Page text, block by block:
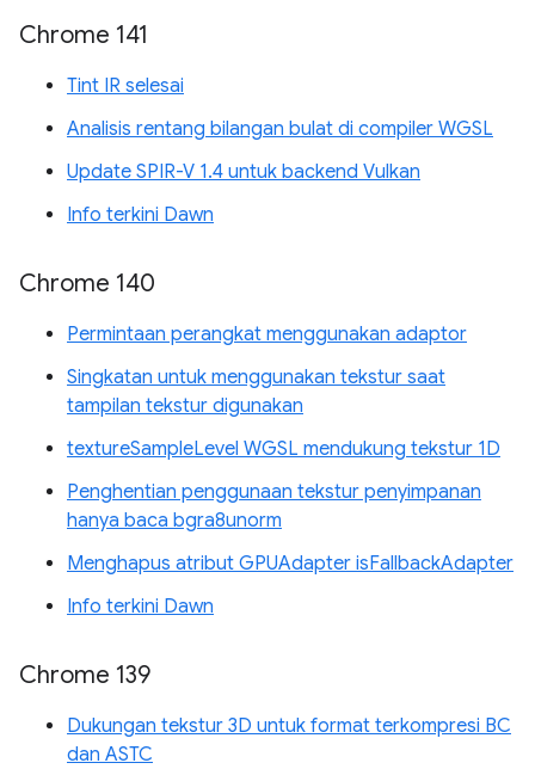
Chrome 141
Tint IR selesai
Analisis rentang bilangan bulat di compiler WGSL
Update SPIR-V 1.4 untuk backend Vulkan
Info terkini Dawn
Chrome 140
Permintaan perangkat menggunakan adaptor
Singkatan untuk menggunakan tekstur saat
tampilan tekstur digunakan
textureSampleLevel WGSL mendukung tekstur 1D
Penghentian penggunaan tekstur penyimpanan
hanya baca bgra8unorm
Menghapus atribut GPUAdapter isFallbackAdapter
Info terkini Dawn
Chrome 139
Dukungan tekstur 3D untuk format terkompresi BC
dan ASTC